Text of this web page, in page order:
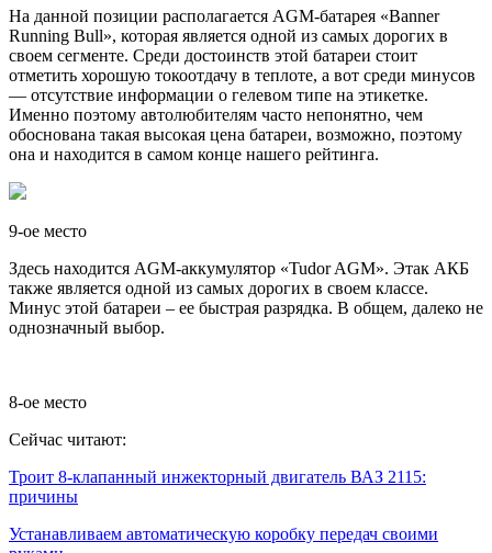
На данной позиции располагается AGM-батарея «Banner
Running Bull», которая является одной из самых дорогих в
своем сегменте. Среди достоинств этой батареи стоит
отметить хорошую токоотдачу в теплоте, а вот среди минусов
— отсутствие информации о гелевом типе на этикетке.
Именно поэтому автолюбителям часто непонятно, чем
обоснована такая высокая цена батареи, возможно, поэтому
она и находится в самом конце нашего рейтинга.
9-ое место
Здесь находится AGM-аккумулятор «Tudor AGM». Этак АКБ
также является одной из самых дорогих в своем классе.
Минус этой батареи – ее быстрая разрядка. В общем, далеко не
однозначный выбор.
8-ое место
Сейчас читают:
Троит 8-клапанный инжекторный двигатель ВАЗ 2115:
причины
Устанавливаем автоматическую коробку передач своими